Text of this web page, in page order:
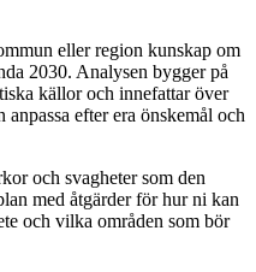
eller region kunskap om
2030. Analysen bygger på
källor och innefattar över
efter era önskemål och
och svagheter som den
med åtgärder för hur ni kan
och vilka områden som bör